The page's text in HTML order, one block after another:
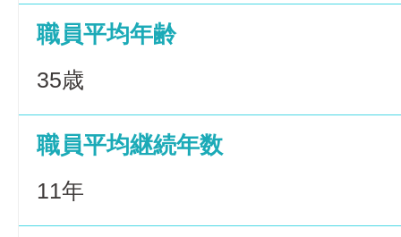
職員平均年齢
35歳
職員平均継続年数
11年